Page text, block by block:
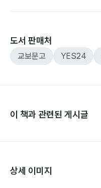
도서 판매처
교보문고 YES24
이 책과 관련된 게시글
상세 이미지